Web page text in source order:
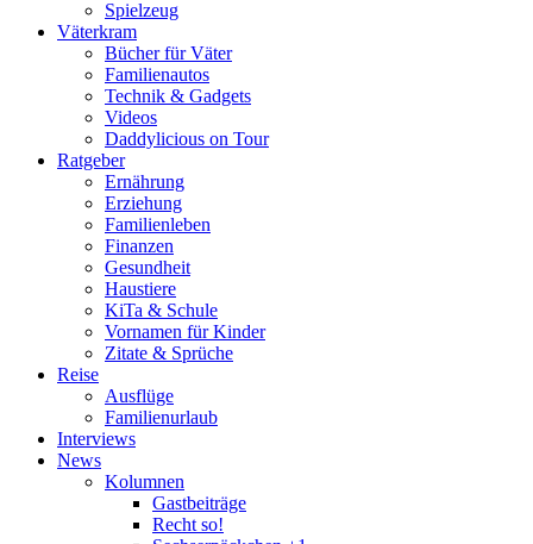
Spielzeug
Väterkram
Bücher für Väter
Familienautos
Technik & Gadgets
Videos
Daddylicious on Tour
Ratgeber
Ernährung
Erziehung
Familienleben
Finanzen
Gesundheit
Haustiere
KiTa & Schule
Vornamen für Kinder
Zitate & Sprüche
Reise
Ausflüge
Familienurlaub
Interviews
News
Kolumnen
Gastbeiträge
Recht so!